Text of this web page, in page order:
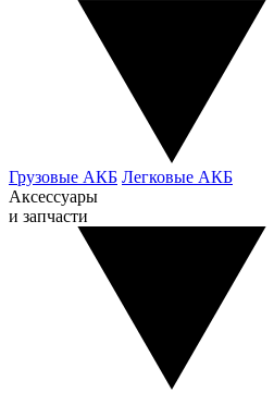
Грузовые АКБ Легковые АКБ
Аксессуары
и запчасти